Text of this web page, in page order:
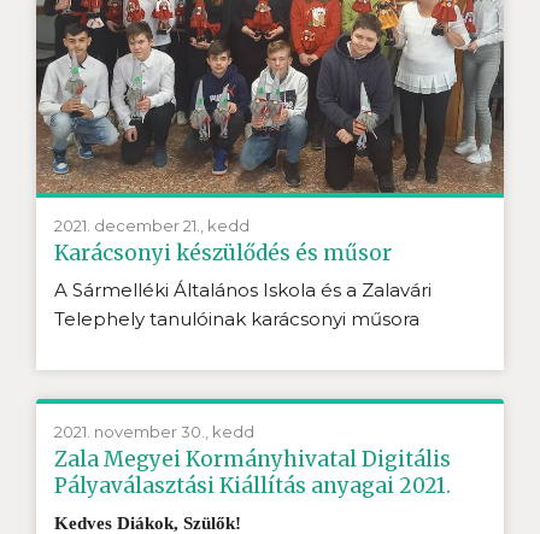
2021. december 21., kedd
Karácsonyi készülődés és műsor
A Sármelléki Általános Iskola és a Zalavári
Telephely tanulóinak karácsonyi műsora
2021. november 30., kedd
Zala Megyei Kormányhivatal Digitális
Pályaválasztási Kiállítás anyagai 2021.
Kedves Diákok, Szülők!